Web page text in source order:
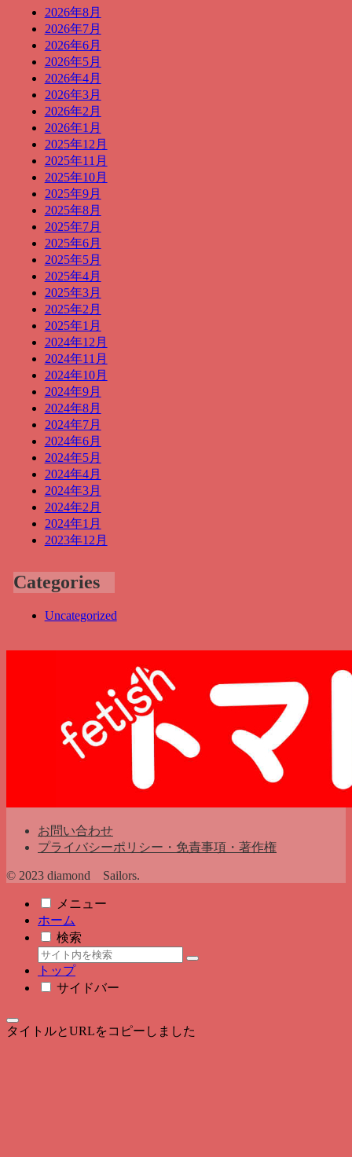
2026年8月
2026年7月
2026年6月
2026年5月
2026年4月
2026年3月
2026年2月
2026年1月
2025年12月
2025年11月
2025年10月
2025年9月
2025年8月
2025年7月
2025年6月
2025年5月
2025年4月
2025年3月
2025年2月
2025年1月
2024年12月
2024年11月
2024年10月
2024年9月
2024年8月
2024年7月
2024年6月
2024年5月
2024年4月
2024年3月
2024年2月
2024年1月
2023年12月
Categories
Uncategorized
お問い合わせ
プライバシーポリシー・免責事項・著作権
© 2023 diamond Sailors.
メニュー
ホーム
検索
トップ
サイドバー
タイトルとURLをコピーしました